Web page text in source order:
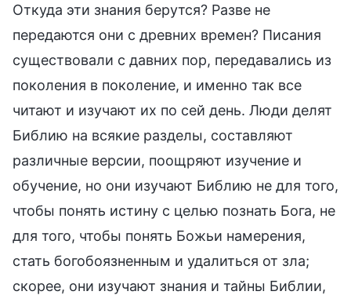
Откуда эти знания берутся? Разве не
передаются они с древних времен? Писания
существовали с давних пор, передавались из
поколения в поколение, и именно так все
читают и изучают их по сей день. Люди делят
Библию на всякие разделы, составляют
различные версии, поощряют изучение и
обучение, но они изучают Библию не для того,
чтобы понять истину с целью познать Бога, не
для того, чтобы понять Божьи намерения,
стать богобоязненным и удалиться от зла;
скорее, они изучают знания и тайны Библии,